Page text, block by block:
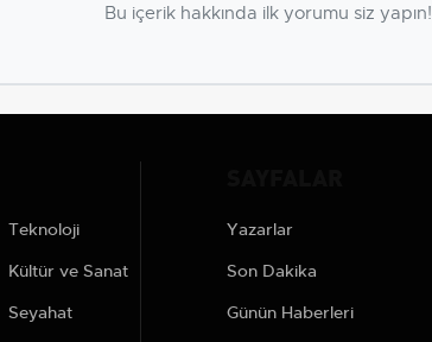
Bu içerik hakkında ilk yorumu siz yapın!
Teknoloji
Kültür ve Sanat
Seyahat
Yazarlar
Son Dakika
Günün Haberleri